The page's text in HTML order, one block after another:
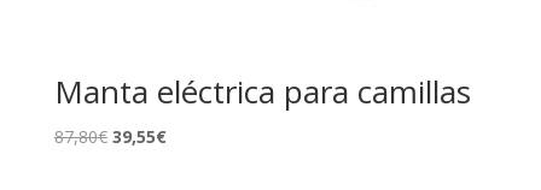
Manta eléctrica para camillas
87,80€ El
39,55€El